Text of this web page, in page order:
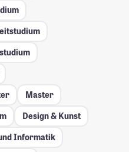
Master
Design & Kunst
Informatik